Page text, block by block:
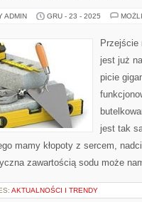
ADMIN GRU - 23 - 2025
Przejście
jest już
picie
jest tak
mamy kłopoty z sercem,
zawartością sodu może
AKTUALNOŚCI I TRENDY